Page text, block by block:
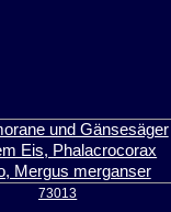
73013